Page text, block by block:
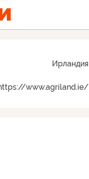
Ирландия
www.agriland.ie/